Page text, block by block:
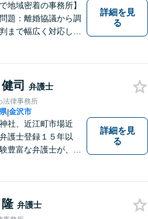
で地域密着の事務所】
問題：離婚協議から調
まで幅広く対応し、
介入することで賠償
幅な増額が実現できる
り」【休日・夜間相
詳細を見
る
司 弁護士
法律事務所
|金沢市
神社、近江町市場近
護士登録１５年以
豊富な弁護士が、誠
詳細を見
る
弁護士